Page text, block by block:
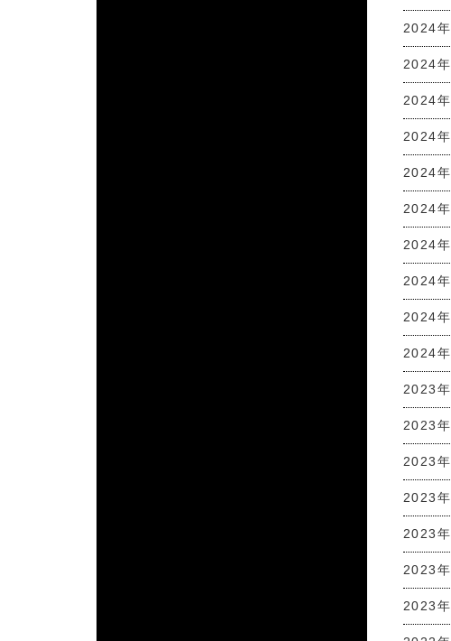
2024
2024
2024年
2024年
2024年
2024年
2024年
2024年
2024年
2024年
2023
2023
2023
2023年
2023年
2023年
2023年